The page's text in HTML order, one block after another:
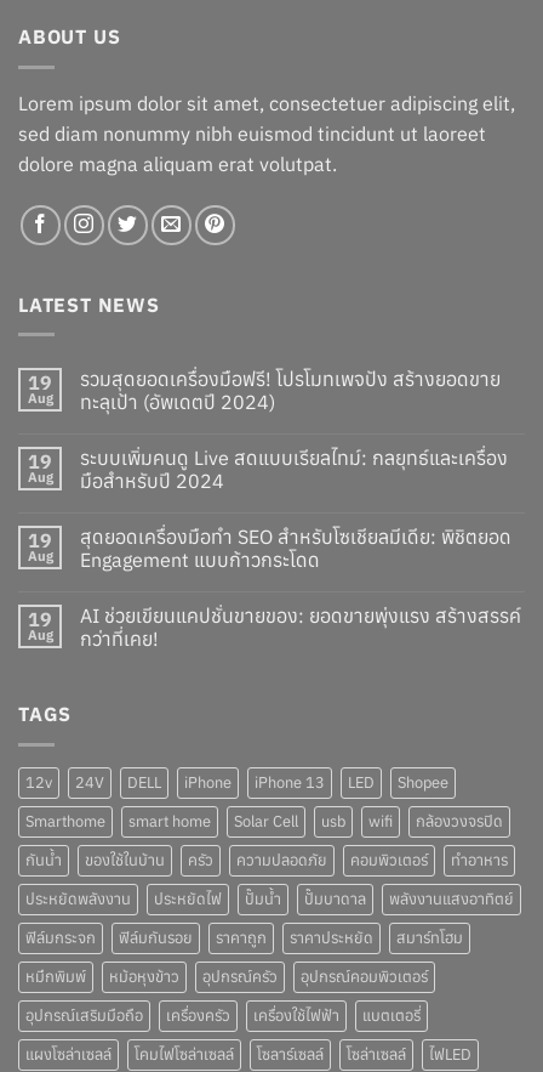
ABOUT US
Lorem ipsum dolor sit amet, consectetuer adipiscing elit,
sed diam nonummy nibh euismod tincidunt ut laoreet
dolore magna aliquam erat volutpat.
LATEST NEWS
19
Aug
รวมสุดยอดเครื่องมือฟรี! โปรโมทเพจปัง สร้างยอดขาย
ทะลุเป้า (อัพเดตปี 2024)
19
Aug
ระบบเพิ่มคนดู Live สดแบบเรียลไทม์: กลยุทธ์และเครื่อง
มือสำหรับปี 2024
19
Aug
สุดยอดเครื่องมือทำ SEO สำหรับโซเชียลมีเดีย: พิชิตยอด
Engagement แบบก้าวกระโดด
19
Aug
AI ช่วยเขียนแคปชั่นขายของ: ยอดขายพุ่งแรง สร้างสรรค์
กว่าที่เคย!
TAGS
12v 24V DELL iPhone iPhone 13 LED
Shopee
Smarthome
smart home Solar Cell usb wifi
กล้องวงจรปิด
กันน้ำ
ของใช้ในบ้าน ครัว ความปลอดภัย คอมพิวเตอร์
ทำอาหาร
ประหยัดพลังงาน
ประหยัดไฟ ปั๊มน้ำ ปั๊มบาดาล
พลังงานแสงอาทิตย์
ฟิล์มกระจก
ฟิล์มกันรอย ราคาถูก ราคาประหยัด
สมาร์ทโฮม
หมึกพิมพ์
หม้อหุงข้าว อุปกรณ์ครัว
อุปกรณ์คอมพิวเตอร์
อุปกรณ์เสริมมือถือ
เครื่องครัว เครื่องใช้ไฟฟ้า
แบตเตอรี่
แผงโซล่าเซลล์
โคมไฟโซล่าเซลล์ โซลาร์เซลล์ โซล่าเซลล์ ไฟLED